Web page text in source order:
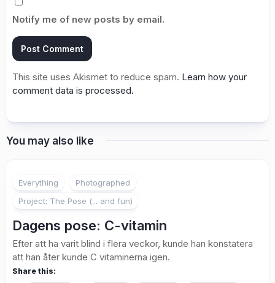
Notify me of new posts by email.
This site uses Akismet to reduce spam. Learn how your
comment data is processed.
You may also like
Everything
Photographed
Project: The Pose (... and fun)
Dagens pose: C-vitamin
Efter att ha varit blind i flera veckor, kunde han konstatera
att han åter kunde C vitaminerna igen.
Share this: